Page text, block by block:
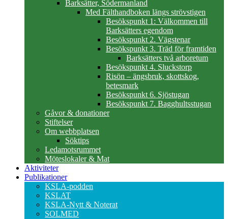
Barksätter, Södermanland
Med Fälthandboken längs strövstigen
Besökspunkt 1: Välkommen till
Barksätters egendom
Besökspunkt 2. Vägstenar
Besökspunkt 3. Träd för framtiden
Barksätters två arboretum
Besökspunkt 4. Sluckstorp
Risön – ängsbruk, skottskog,
betesmark
Besökspunkt 6. Sjöstugan
Besökspunkt 7. Bagghultsstugan
Gåvor & donationer
Stiftelser
Om webbplatsen
Söktips
Ledamotsrummet
Möteslokaler & Mat
Aktiviteter
Publikationer
KSLA-podden
KSLAT
KSLA-Nytt & Noterat
SOLMED